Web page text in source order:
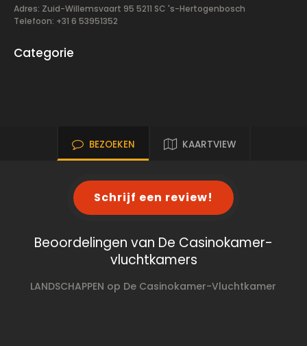
Adres: Zuid-Willemsvaart 95 5211 SC 's-Hertogenbosch
Telefoon: +31 6 53951352
Categorie
BEZOEKEN KAARTVIEW
Schrijf een review!
Beoordelingen van De Casinokamer-
vluchtkamers
LANDSCHAPPEN op De Casinokamer-Vluchtkamer